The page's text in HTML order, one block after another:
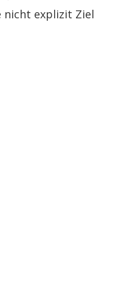
nicht explizit Ziel